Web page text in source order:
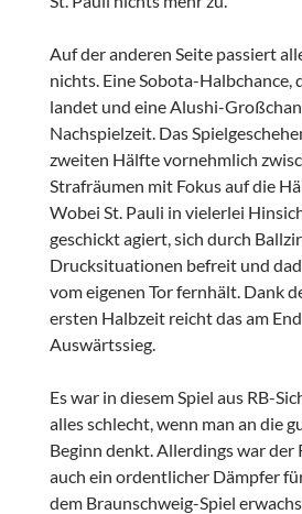
Auf der anderen Seite passiert
nichts. Eine Sobota-Halbchance,
landet und eine Alushi-
Nachspielzeit. Das
zweiten Hälfte vornehmlich
Strafräumen mit Fokus auf die
Wobei St. Pauli in vielerlei
geschickt agiert, sich durch
Drucksituationen befreit und
vom eigenen Tor fernhält. Dank
ersten Halbzeit reicht das am
Auswärtssieg.
Es war in diesem Spiel aus RB-
alles schlecht, wenn man an die
Beginn denkt. Allerdings war der
auch ein ordentlicher Dämpfer
dem Braunschweig-Spiel